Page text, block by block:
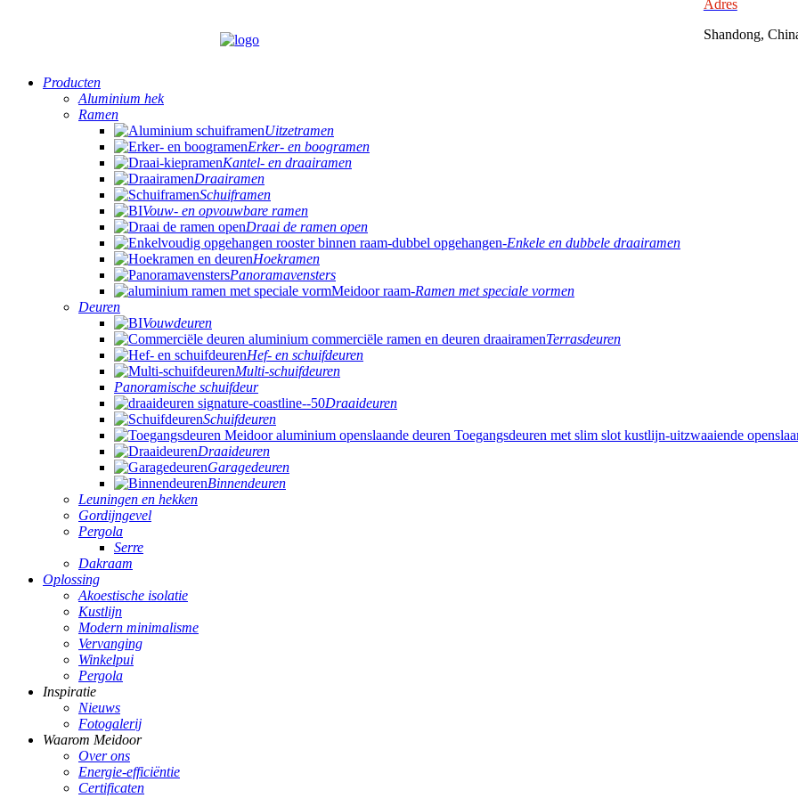
Adres
Shandong,
Producten
Aluminium hek
Ramen
Uitzetramen
Erker- en boogramen
Kantel- en draairamen
Draairamen
Schuiframen
Vouw- en opvouwbare ramen
Draai de ramen open
Enkele en dubbele draairamen
Hoekramen
Panoramavensters
Ramen met speciale vormen
Deuren
Vouwdeuren
Terrasdeuren
Hef- en schuifdeuren
Multi-schuifdeuren
Panoramische schuifdeur
Draaideuren
Schuifdeuren
Draaideuren
Garagedeuren
Binnendeuren
Leuningen en hekken
Gordijngevel
Pergola
Serre
Dakraam
Oplossing
Akoestische isolatie
Kustlijn
Modern minimalisme
Vervanging
Winkelpui
Pergola
Inspiratie
Nieuws
Fotogalerij
Waarom Meidoor
Over ons
Energie-efficiëntie
Certificaten